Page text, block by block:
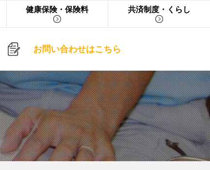
健康保険・保険料 共済制度・くらし
お問い合わせはこちら